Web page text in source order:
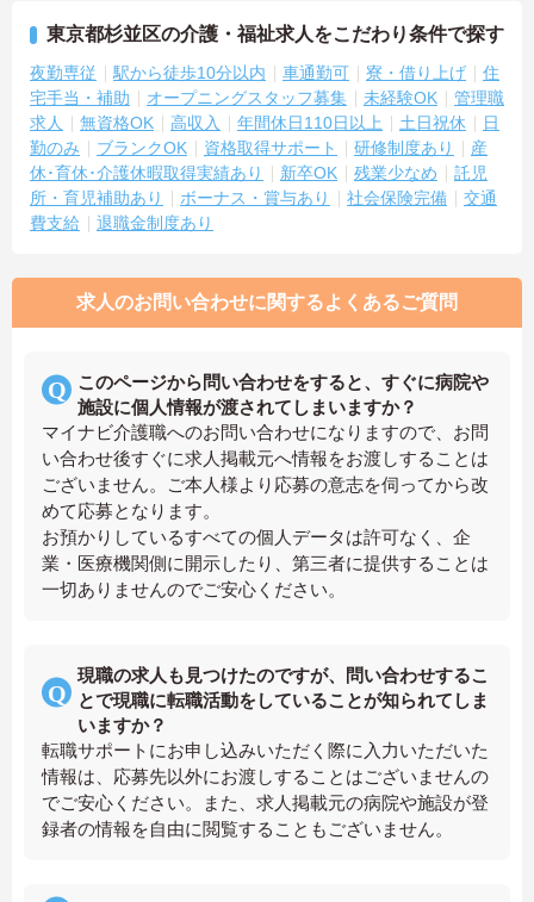
東京都杉並区の介護・福祉求人をこだわり条件で探す
夜勤専従 駅から徒歩10分以内 車通勤可 寮・借り上げ
住
宅手当・補助
オープニングスタッフ募集 未経験OK
管理職
求人
無資格OK 高収入 年間休日110日以上 土日祝休
日
勤のみ
ブランクOK 資格取得サポート 研修制度あり
産
休･育休･介護休暇取得実績あり
新卒OK 残業少なめ
託児
所・育児補助あり
ボーナス・賞与あり 社会保険完備
交通
費支給
退職金制度あり
求人のお問い合わせに関するよくあるご質問
このページから問い合わせをすると、すぐに病院や
施設に個人情報が渡されてしまいますか？
マイナビ介護職へのお問い合わせになりますので、お問
い合わせ後すぐに求人掲載元へ情報をお渡しすることは
ございません。ご本人様より応募の意志を伺ってから改
めて応募となります。
お預かりしているすべての個人データは許可なく、企
業・医療機関側に開示したり、第三者に提供することは
一切ありませんのでご安心ください。
現職の求人も見つけたのですが、問い合わせするこ
とで現職に転職活動をしていることが知られてしま
いますか？
転職サポートにお申し込みいただく際に入力いただいた
情報は、応募先以外にお渡しすることはございませんの
でご安心ください。また、求人掲載元の病院や施設が登
録者の情報を自由に閲覧することもございません。